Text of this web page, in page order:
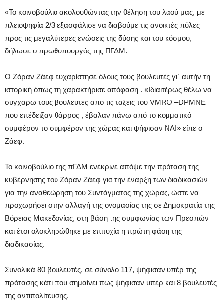
«Το κοινοβούλιο ακολουθώντας την θέληση του λαού μας, με
πλειοψηφία 2/3 εξασφάλισε να διαβούμε τις ανοικτές πύλες
προς τις μεγαλύτερες ενώσεις της δύσης και του κόσμου,
δήλωσε ο πρωθυπουργός της ΠΓΔΜ.
Ο Ζόραν Ζάεφ ευχαρίστησε όλους τους βουλευτές γι΄ αυτήν τη
ιστορική όπως τη χαρακτήρισε απόφαση . «Ιδιαιτέρως θέλω να
συγχαρώ τους βουλευτές από τις τάξεις του VMRO –DPMNE
που επέδειξαν θάρρος , έβαλαν πάνω από το κομματικό
συμφέρον το συμφέρον της χώρας και ψήφισαν ΝΑΙ» είπε ο
Ζάεφ.
Το κοινοβούλιο της πΓΔΜ ενέκρινε απόψε την πρόταση της
κυβέρνησης του Ζόραν Ζάεφ για την έναρξη των διαδικασιών
για την αναθεώρηση του Συντάγματος της χώρας, ώστε να
προχωρήσει στην αλλαγή της ονομασίας της σε Δημοκρατία της
Βόρειας Μακεδονίας, στη βάση της συμφωνίας των Πρεσπών
και έτσι ολοκληρώθηκε με επιτυχία η πρώτη φάση της
διαδικασίας.
Συνολικά 80 βουλευτές, σε σύνολο 117, ψήφισαν υπέρ της
πρότασης κάτι που σημαίνει πως ψήφισαν υπέρ και 8 βουλευτές
της αντιπολίτευσης.